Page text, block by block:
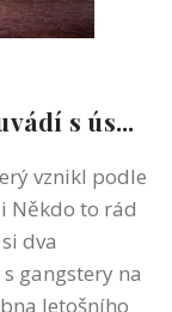
s ús...
vznikl podle
Někdo to rád
dva
gangstery na
letošního